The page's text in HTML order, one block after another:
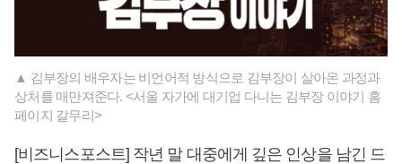
▲ 김부장의 배우자는 비언어적 방식으로 김부장이 살아온 과정과
상처를 매만져준다. <서울 자가에 대기업 다니는 김부장 이야기 홈
페이지 갈무리>
[비즈니스포스트] 작년 말 대중에게 깊은 인상을 남긴 드